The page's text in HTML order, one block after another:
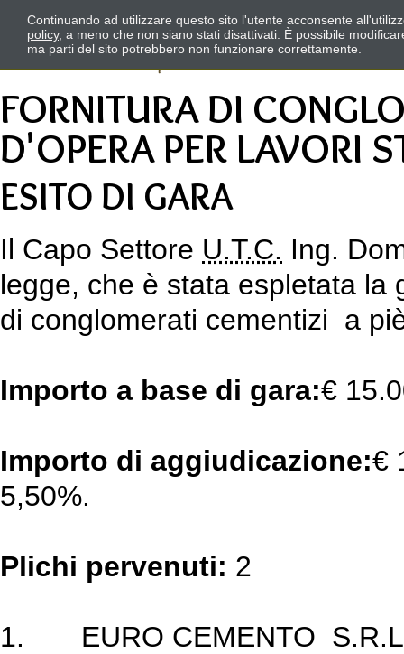
FORNITURA DI
D'OPERA PER LAVORI
ESITO DI GARA
Il Capo Settore U.T.C. Ing.
legge, che è stata espletata la
di conglomerati cementizi a
Importo a base di gara:€
Importo di aggiudicazione:€
5,50%.
Plichi pervenuti: 2
1. EURO
Continuando ad utilizzare questo sito l'utente acconsente
policy, a meno che non siano stati disattivati. È possibile
ma parti del sito potrebbero non funzionare correttamente.